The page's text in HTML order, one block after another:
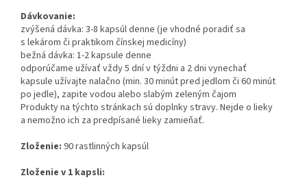
Dávkovanie:
zvýšená dávka: 3-8 kapsúl denne (je vhodné poradiť sa
s lekárom či praktikom čínskej medicíny)
bežná dávka: 1-2 kapsule denne
odporúčame užívať vždy 5 dní v týždni a 2 dni vynechať
kapsule užívajte nalačno (min. 30 minút pred jedlom či 60 minút
po jedle), zapite vodou alebo slabým zeleným čajom
Produkty na týchto stránkach sú doplnky stravy. Nejde o lieky
a nemožno ich za predpísané lieky zamieňať.
Zloženie: 90 rastlinných kapsúl
Zloženie v 1 kapsli: